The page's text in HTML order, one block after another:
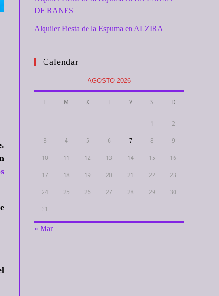
DE RANES
Alquiler Fiesta de la Espuma en ALZIRA
Calendar
AGOSTO 2026
L M X J V S D
1 2
3 4 5 6 7 8 9
10 11 12 13 14 15 16
17 18 19 20 21 22 23
24 25 26 27 28 29 30
31
« Mar